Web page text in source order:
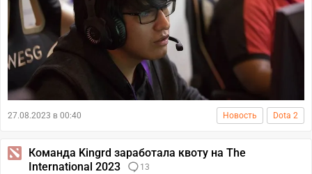
27.08.2023 в 00:40 Новость Dota 2
Команда Kingrd заработала квоту на The
International 2023
13